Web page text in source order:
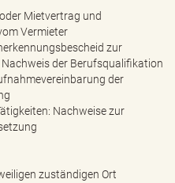
Mietvertrag und
Vermieter
zur
der Berufsqualifikation
der
Nachweise zur
zuständigen Ort